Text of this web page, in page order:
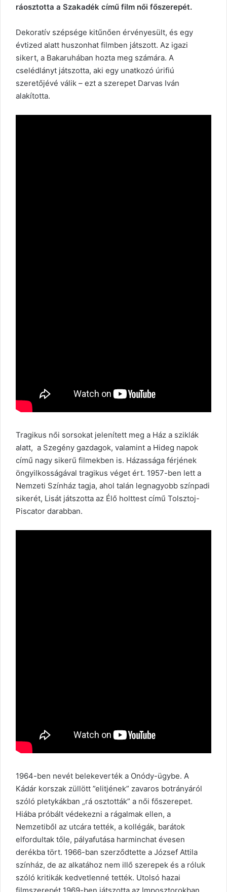
ráosztotta a Szakadék című film női főszerepét.
Dekoratív szépsége kitűnően érvényesült, és egy
évtized alatt huszonhat filmben játszott. Az igazi
sikert, a Bakaruhában hozta meg számára. A
cselédlányt játszotta, aki egy unatkozó úrifiú
szeretőjévé válik – ezt a szerepet Darvas Iván
alakította.
Tragikus női sorsokat jelenített meg a Ház a sziklák
alatt, a Szegény gazdagok, valamint a Hideg napok
című nagy sikerű filmekben is. Házassága férjének
öngyilkosságával tragikus véget ért. 1957-ben lett a
Nemzeti Színház tagja, ahol talán legnagyobb színpadi
sikerét, Lisát játszotta az Élő holttest című Tolsztoj-
Piscator darabban.
1964-ben nevét belekeverték a Onódy-ügybe. A
Kádár korszak züllött ”elitjének” zavaros botrányáról
szóló pletykákban „rá osztották” a női főszerepet.
Hiába próbált védekezni a rágalmak ellen, a
Nemzetiből az utcára tették, a kollégák, barátok
elfordultak tőle, pályafutása harminchat évesen
derékba tört. 1966-ban szerződtette a József Attila
színház, de az alkatához nem illő szerepek és a róluk
szóló kritikák kedvetlenné tették. Utolsó hazai